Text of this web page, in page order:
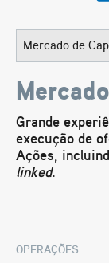
Caixa
Grande
execução de
Ações,
linked.
OPERAÇÕES